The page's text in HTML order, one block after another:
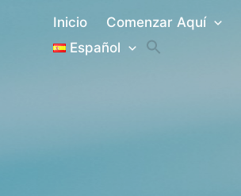
Inicio Comenzar Aquí
Español